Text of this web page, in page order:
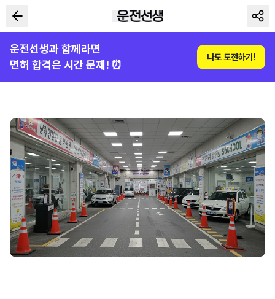
운전선생과 함께라면
면허 합격은 시간 문제! ⏰
나도 도전하기!